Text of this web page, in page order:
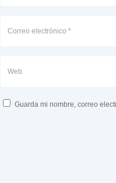
Guarda mi nombre, correo